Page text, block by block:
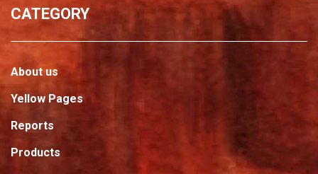
CATEGORY
About us
Yellow Pages
Reports
Products